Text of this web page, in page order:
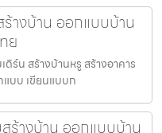
างบ้าน ออกแบบบ้าน
ย
ดิร์น สร้างบ้านหรู สร้างอาคาร
แบบ เขียนแบบก
ร้างบ้าน ออกแบบบ้าน